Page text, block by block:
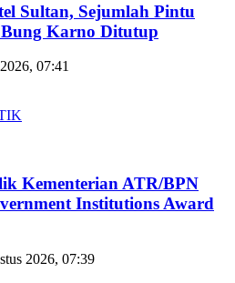
Sultan, Sejumlah Pintu
Karno Ditutup
07:41
Kementerian ATR/BPN
Institutions Award
2026, 07:39